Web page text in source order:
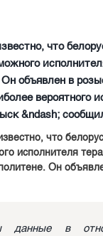
что
Он объявлен в
вероятного
&ndash;
что
исполнителя
Он
данные в